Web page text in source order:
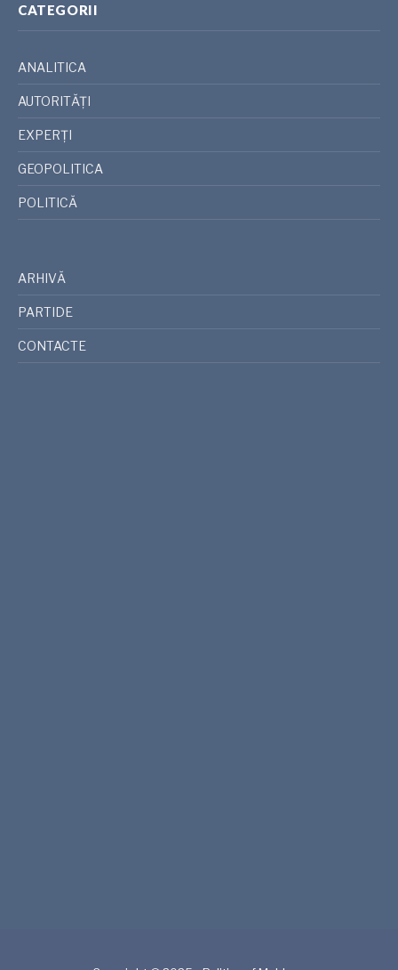
CATEGORII
ANALITICA
AUTORITĂȚI
EXPERȚI
GEOPOLITICA
POLITICĂ
ARHIVĂ
PARTIDE
CONTACTE